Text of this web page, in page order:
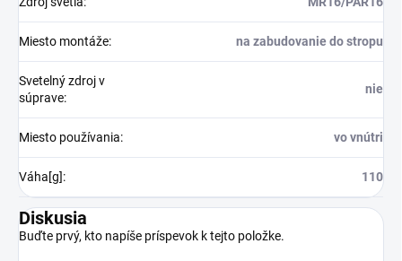
Miesto montáže: na zabudovanie do stropu
Svetelný zdroj v
súprave:
nie
Miesto používania: vo vnútri
Váha[g]: 110
Diskusia
Buďte prvý, kto napíše príspevok k tejto položke.